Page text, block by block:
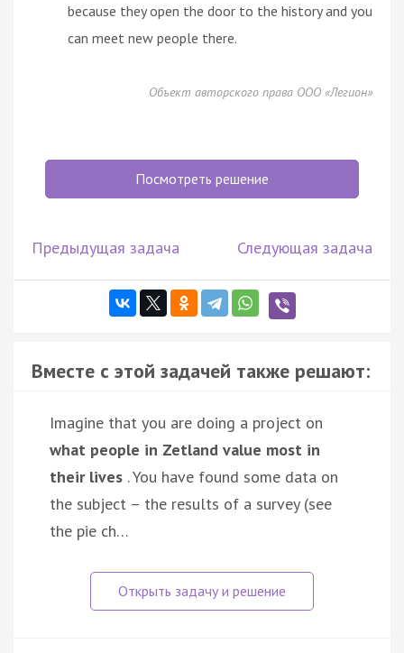
because they open the door to the history and you
can meet new people there.
Объект авторского права ООО «Легион»
Посмотреть решение
Предыдущая задача Следующая задача
Вместе с этой задачей также решают:
Imagine that you are doing a project on
what people in Zetland value most in
their lives . You have found some data on
the subject – the results of a survey (see
the pie ch…